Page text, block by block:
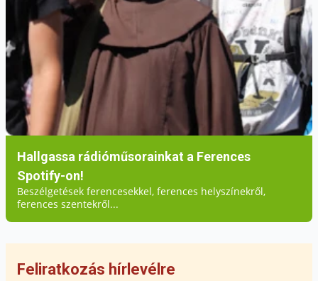
Hallgassa rádióműsorainkat a Ferences
Spotify-on!
Beszélgetések ferencesekkel, ferences helyszínekről,
ferences szentekről...
Feliratkozás hírlevélre